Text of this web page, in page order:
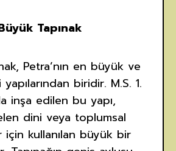
Tapınak
Petra’nın en büyük ve
biridir. M.S. 1.
inşa edilen bu yapı,
dini veya toplumsal
için kullanılan büyük bir